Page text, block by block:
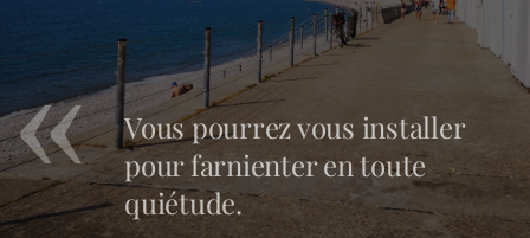
Vous pourrez vous installer
pour farnienter en toute
quiétude.